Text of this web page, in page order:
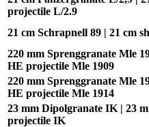
projectile L/2.9
21 cm Schrapnell 89 | 21 cm
220 mm Sprenggranate Mle
HE projectile Mle 1909
220 mm Sprenggranate Mle
HE projectile Mle 1914
23 mm Dipolgranate IK | 23
projectile IK